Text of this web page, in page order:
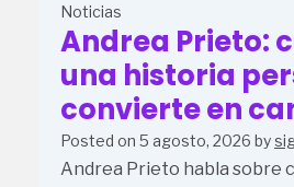
Noticias
Andrea Prieto:
una historia
convierte en
Posted on 5 agosto, 2026 by
Andrea Prieto habla sobre